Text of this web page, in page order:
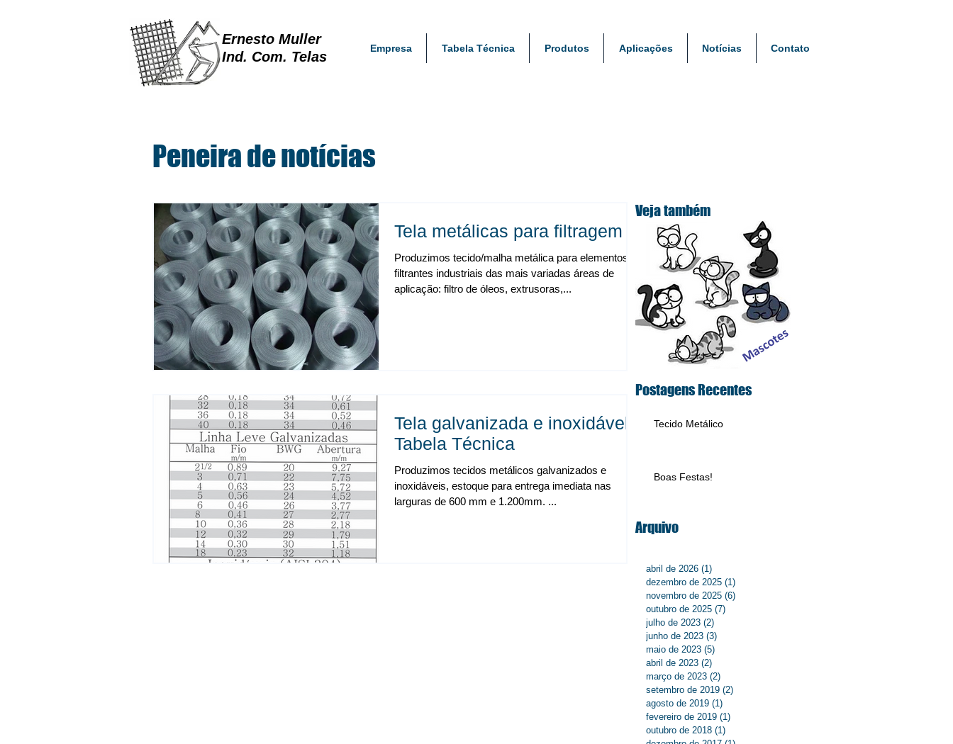
Ernesto Muller
Ind. Com. Telas
Empresa Tabela Técnica Produtos Aplicações Notícias Contato
Peneira de notícias
Tela metálicas para filtragem
Produzimos tecido/malha metálica para elementos
filtrantes industriais das mais variadas áreas de
aplicação: filtro de óleos, extrusoras,...
Tela galvanizada e inoxidável -
Tabela Técnica
Produzimos tecidos metálicos galvanizados e
inoxidáveis, estoque para entrega imediata nas
larguras de 600 mm e 1.200mm. ...
Veja também
Postagens Recentes
Tecido Metálico
Boas Festas!
Arquivo
abril de 2026 (1)
dezembro de 2025 (1)
novembro de 2025 (6)
outubro de 2025 (7)
julho de 2023 (2)
junho de 2023 (3)
maio de 2023 (5)
abril de 2023 (2)
março de 2023 (2)
setembro de 2019 (2)
agosto de 2019 (1)
fevereiro de 2019 (1)
outubro de 2018 (1)